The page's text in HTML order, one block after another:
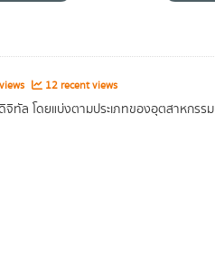
12 recent views
ทัล โดยแบ่งตามประเภทของอุตสาหกรรม